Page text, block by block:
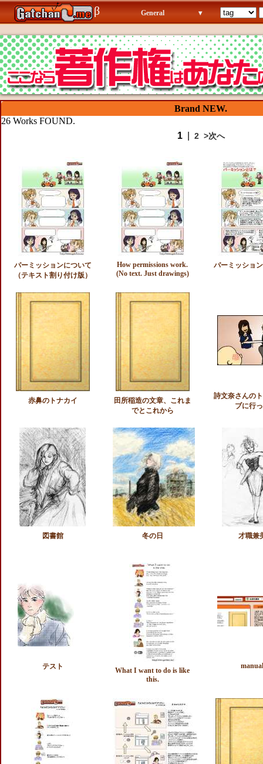
β General ▾
Brand NEW.
26 Works FOUND.
1| 2 >次へ
パーミッションについて
（テキスト割り付け版）
How permissions work.
(No text. Just drawings)
パーミッショ
赤鼻のトナカイ
田所稲造の文章、これま
でとこれから
詩文奈さんの
ブに行
図書館 冬の日 才職兼
テスト
What I want to do is like
this.
manual